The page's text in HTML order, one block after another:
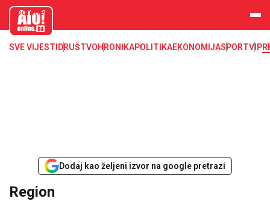
aloonline.b
SVE VIJESTI DRUŠTVOHRONIKAPOLITIKAEKONOMIJASPORTVIP
Dodaj kao željeni izvor na google pretrazi
Region